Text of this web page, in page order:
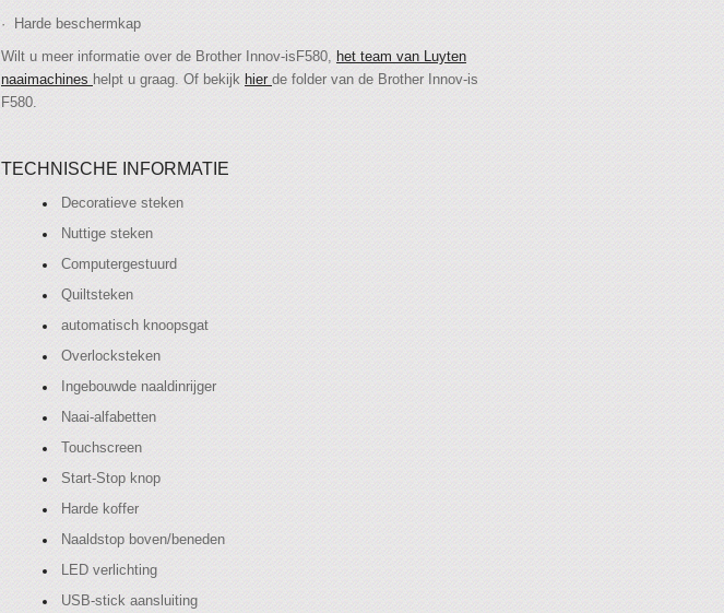
· Harde beschermkap
Wilt u meer informatie over de Brother Innov-isF580, het team van Luyten
naaimachines helpt u graag. Of bekijk hier de folder van de Brother Innov-is
F580.
TECHNISCHE INFORMATIE
Decoratieve steken
Nuttige steken
Computergestuurd
Quiltsteken
automatisch knoopsgat
Overlocksteken
Ingebouwde naaldinrijger
Naai-alfabetten
Touchscreen
Start-Stop knop
Harde koffer
Naaldstop boven/beneden
LED verlichting
USB-stick aansluiting